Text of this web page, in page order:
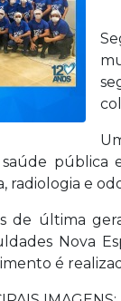
pública
radiologia e
de última
Nova
é